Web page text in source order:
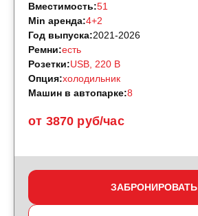
от 3870 руб/час
Вместимость:51
Min аренда:4+2
Год выпуска:2021-2026
Ремни:есть
Розетки:USB, 220 B
Опция:холодильник
Машин в автопарке:8
ЗАБРОНИРОВАТЬ